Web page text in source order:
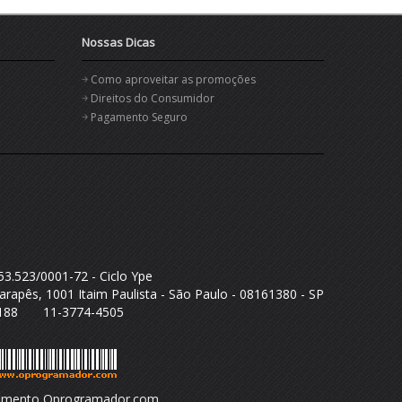
Nossas Dicas
Como aproveitar as promoções
Direitos do Consumidor
Pagamento Seguro
0001-72 - Ciclo Ype
1001 Itaim Paulista - São Paulo - 08161380 - SP
11-3774-4505